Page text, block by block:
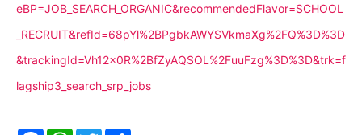
eBP=JOB_SEARCH_ORGANIC&recommendedFlavor=SCHOOL
_RECRUIT&refId=68pYl%2BPgbkAWYSVkmaXg%2FQ%3D%3D
&trackingId=Vh12x0R%2BfZyAQSOL%2FuuFzg%3D%3D&trk=f
lagship3_search_srp_jobs